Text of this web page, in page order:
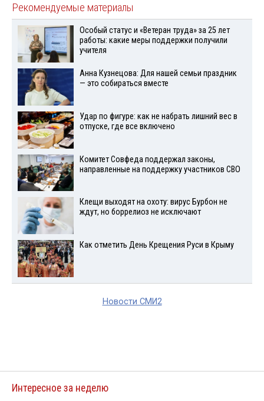
Рекомендуемые материалы
Особый статус и «Ветеран труда» за 25 лет
работы: какие меры поддержки получили
учителя
Анна Кузнецова: Для нашей семьи праздник
— это собираться вместе
Удар по фигуре: как не набрать лишний вес в
отпуске, где все включено
Комитет Совфеда поддержал законы,
направленные на поддержку участников СВО
Клещи выходят на охоту: вирус Бурбон не
ждут, но боррелиоз не исключают
Как отметить День Крещения Руси в Крыму
Новости СМИ2
Интересное за неделю